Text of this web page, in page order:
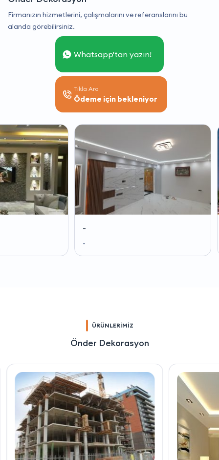
Firmanızın hizmetlerini, çalışmalarını ve referanslarını bu
alanda görebilirsiniz.
Whatsapp'tan yazın!
Tıkla Ara
Ödeme için bekleniyor
ÜRÜNLERİMİZ
Önder Dekorasyon